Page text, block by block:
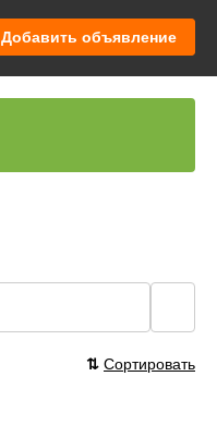
Добавить объявление
⇅ Сортировать